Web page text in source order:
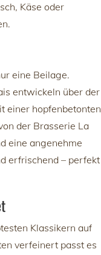
Käse oder
eine Beilage.
entwickeln über der
einer hopfenbetonten
der Brasserie La
eine angenehme
erfrischend – perfekt
Klassikern auf
verfeinert passt es